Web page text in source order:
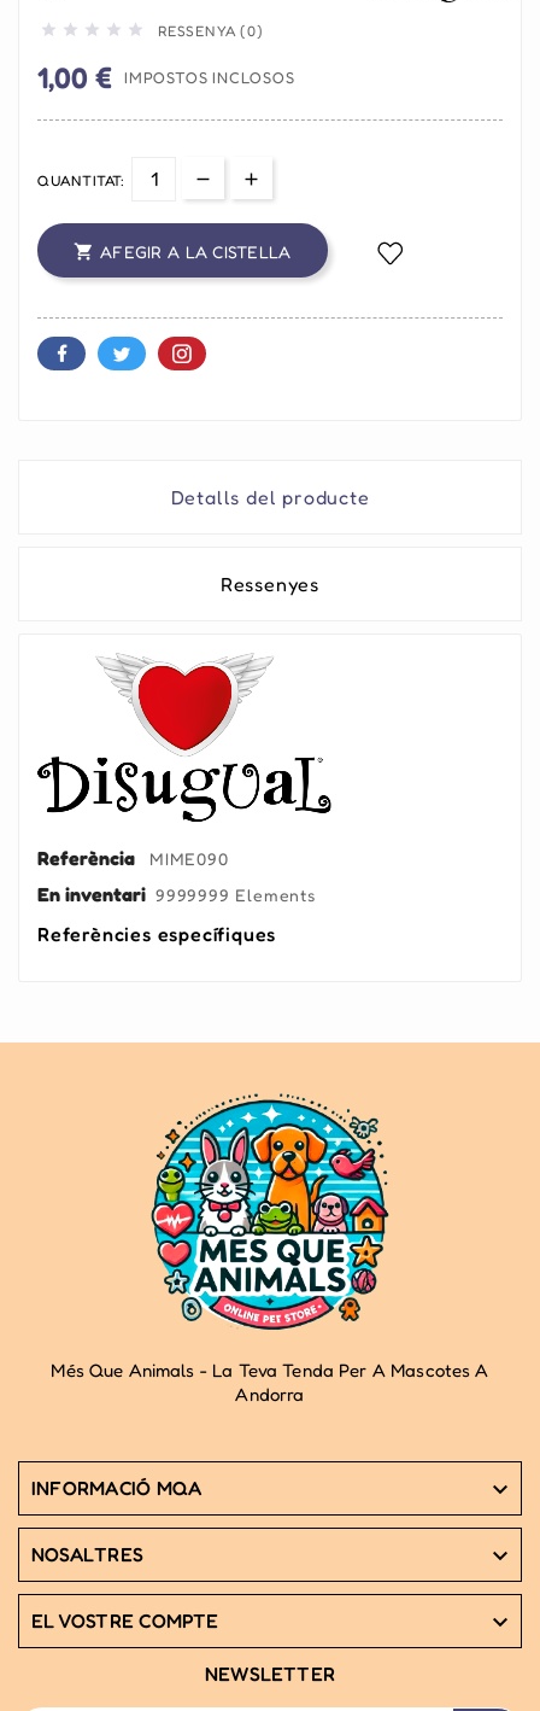
     RESSENYA (0)
1,00 € IMPOSTOS INCLOSOS
QUANTITAT:
 AFEGIR A LA CISTELLA
Detalls del producte
Ressenyes
Referència MIME090
En inventari 9999999 Elements
Referències específiques
Més Que Animals - La Teva Tenda Per A Mascotes A
Andorra
INFORMACIÓ MQA 
NOSALTRES 
EL VOSTRE COMPTE 
NEWSLETTER